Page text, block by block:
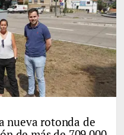
nueva rotonda de